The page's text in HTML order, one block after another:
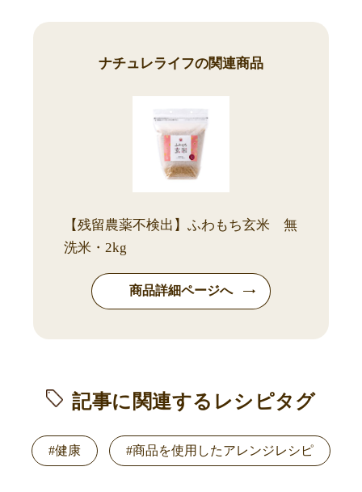
ナチュレライフの関連商品
【残留農薬不検出】ふわもち玄米 無
洗米・2kg
商品詳細ページへ
記事に関連するレシピタグ
#健康 #商品を使用したアレンジレシピ